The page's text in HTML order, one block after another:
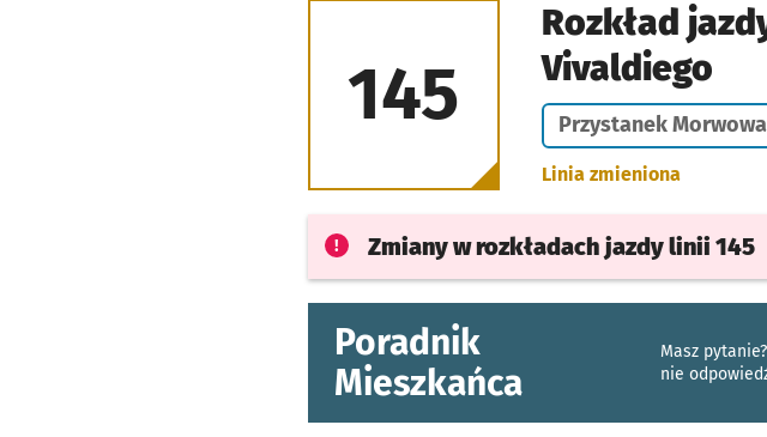
145
Rozkład
Vivaldiego
Przystanek Morwowa
Linia zmieniona
Zmiany w rozkładach jazdylinii 145
Poradnik
Mieszkańca
Masz
nie